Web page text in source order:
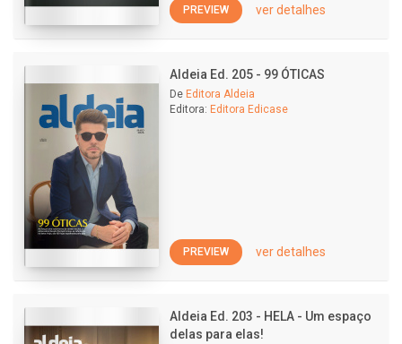
PREVIEW ver detalhes
Aldeia Ed. 205 - 99 ÓTICAS
De Editora Aldeia
Editora: Editora Edicase
PREVIEW ver detalhes
Aldeia Ed. 203 - HELA - Um espaço
delas para elas!